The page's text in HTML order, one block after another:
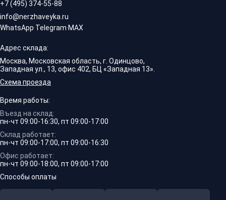
+7 (495) 374-55-88
info@nerzhaveyka.ru
WhatsApp·Telegram·MAX
Адрес склада:
Москва, Московская область, г. Одинцово,
Западная ул., 13, офис 402, БЦ «Западная 13».
Схема проезда
Время работы:
Въезд на склад:
пн-чт 09:00-16:30, пт 09:00-17:00
Склад работает:
пн-чт 09:00-17:00, пт 09:00-16:30
Офис работает:
пн-чт 09:00-18:00, пт 09:00-17:00
Способы оплаты